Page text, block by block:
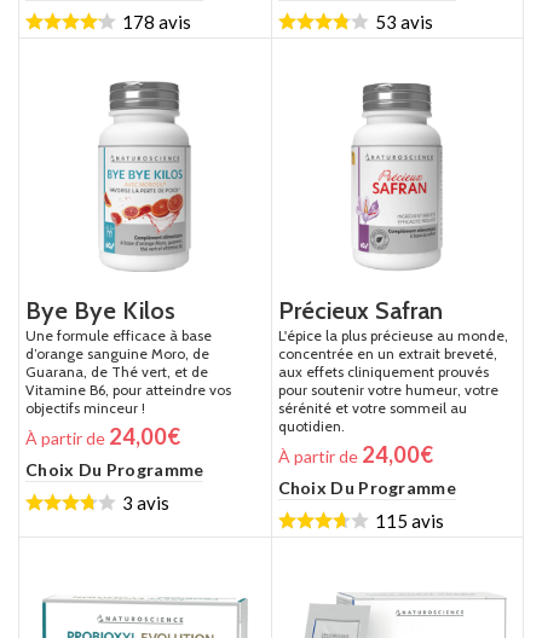
178 avis 53 avis
Bye Bye Kilos
Une formule efficace à base
d’orange sanguine Moro, de
Guarana, de Thé vert, et de
Vitamine B6, pour atteindre vos
objectifs minceur !
À partir de 24,00€
Choix Du Programme
3 avis
Précieux Safran
L'épice la plus précieuse au monde,
concentrée en un extrait breveté,
aux effets cliniquement prouvés
pour soutenir votre humeur, votre
sérénité et votre sommeil au
quotidien.
À partir de 24,00€
Choix Du Programme
115 avis